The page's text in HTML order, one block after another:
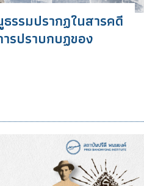
รรมปรากฏในสารคดี
ารปราบกบฏของ